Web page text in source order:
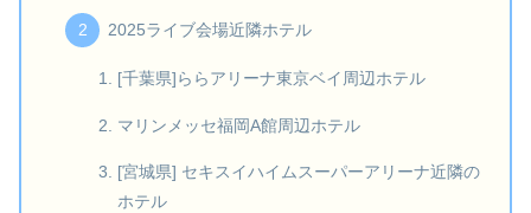
2025ライブ会場近隣ホテル
[千葉県]ららアリーナ東京ベイ周辺ホテル
マリンメッセ福岡A館周辺ホテル
[宮城県] セキスイハイムスーパーアリーナ近隣の
ホテル